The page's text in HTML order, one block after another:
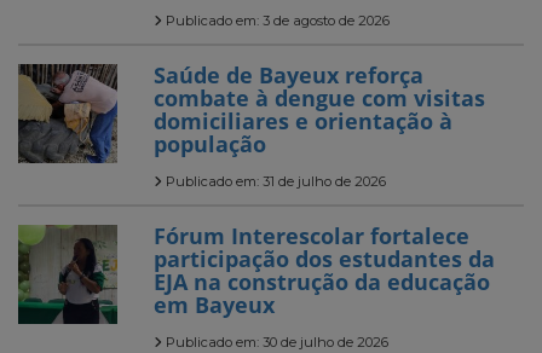
Publicado em: 3 de agosto de 2026
Saúde de Bayeux reforça
combate à dengue com visitas
domiciliares e orientação à
população
Publicado em: 31 de julho de 2026
Fórum Interescolar fortalece
participação dos estudantes da
EJA na construção da educação
em Bayeux
Publicado em: 30 de julho de 2026